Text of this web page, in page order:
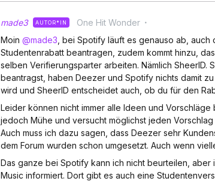
made3 AUTOR*IN One Hit Wonder
Moin @made3 , bei Spotify läuft es genauso ab, auch
Studentenrabatt beantragen, zudem kommt hinzu,
selben Verifierungsparter arbeiten. Nämlich SheerID.
beantragst, haben Deezer und Spotify nichts damit
wird und SheerID entscheidet auch, ob du für den
Leider können nicht immer alle Ideen und
jedoch Mühe und versucht möglichst jeden
Auch muss ich dazu sagen, dass Deezer sehr
dem Forum wurden schon umgesetzt. Auch wenn
Das ganze bei Spotify kann ich nicht beurteilen,
Music informiert. Dort gibt es auch eine